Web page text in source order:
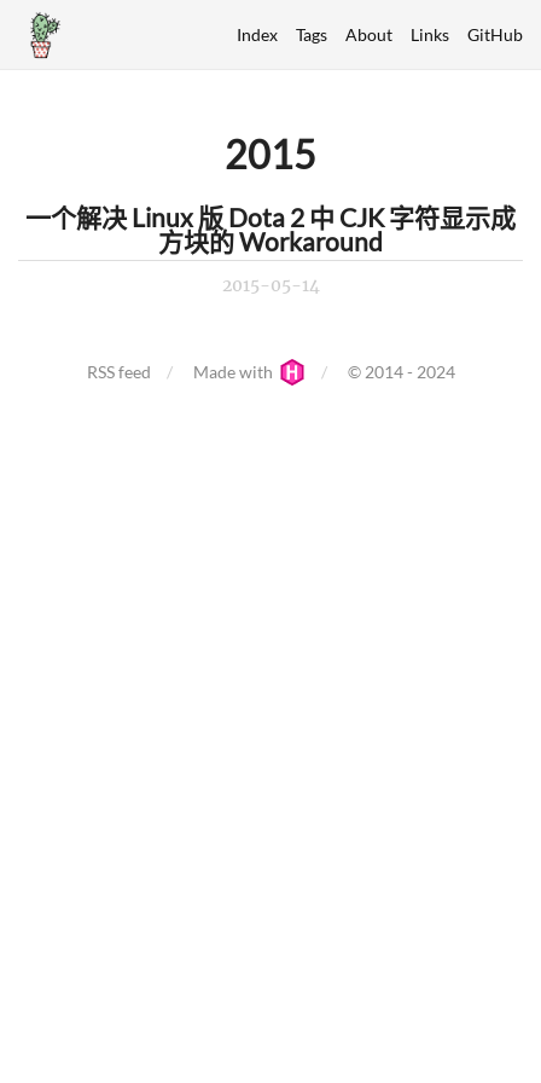
Index Tags About Links GitHub
2015
一个解决 Linux 版 Dota 2 中 CJK 字符显示成
方块的 Workaround
2015-05-14
RSS feed Made with © 2014 - 2024